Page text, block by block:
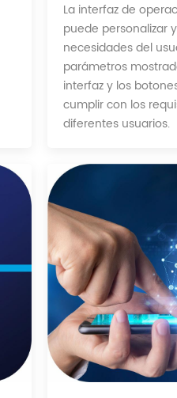
La interfaz de
puede personalizar
necesidades del
parámetros
interfaz y los
cumplir con los
diferentes usuarios.